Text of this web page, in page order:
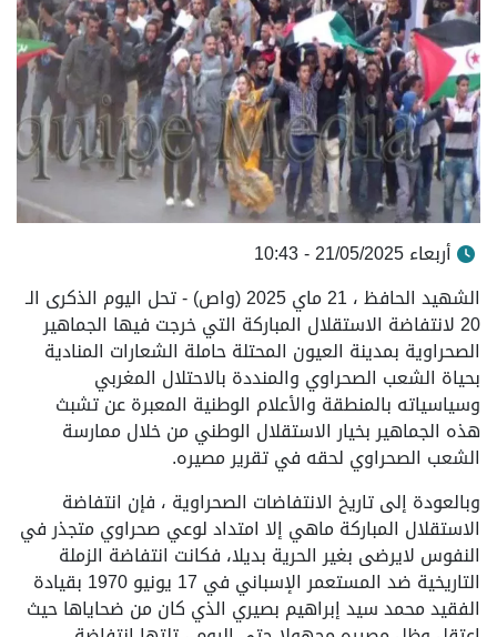
أربعاء 21/05/2025 - 10:43
الشهيد الحافظ ، 21 ماي 2025 (واص) - تحل اليوم الذكرى الـ
20 لانتفاضة الاستقلال المباركة التي خرجت فيها الجماهير
الصحراوية بمدينة العيون المحتلة حاملة الشعارات المنادية
بحياة الشعب الصحراوي والمنددة بالاحتلال المغربي
وسياسياته بالمنطقة والأعلام الوطنية المعبرة عن تشبث
هذه الجماهير بخيار الاستقلال الوطني من خلال ممارسة
الشعب الصحراوي لحقه في تقرير مصيره.
وبالعودة إلى تاريخ الانتفاضات الصحراوية ، فإن انتفاضة
الاستقلال المباركة ماهي إلا امتداد لوعي صحراوي متجذر في
النفوس لايرضى بغير الحرية بديلا، فكانت انتفاضة الزملة
التاريخية ضد المستعمر الإسباني في 17 يونيو 1970 بقيادة
الفقيد محمد سيد إبراهيم بصيري الذي كان من ضحاياها حيث